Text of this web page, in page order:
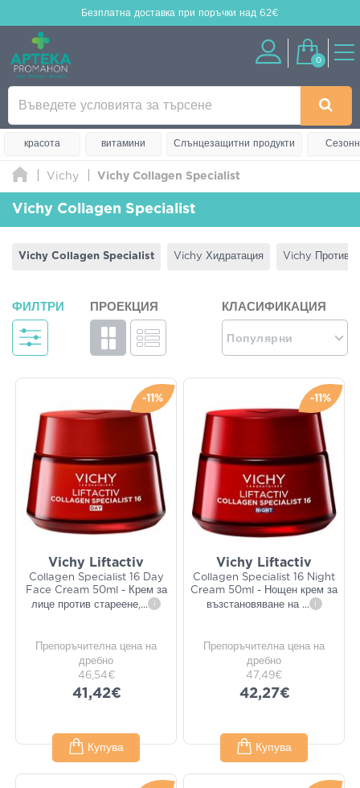
Безплатна доставка при поръчки над 62€
0
красота витамини Слънцезащитни продукти
Vichy Vichy Collagen Specialist
Vichy Collagen Specialist
Vichy Collagen Specialist Vichy Хидратация Vichy Против
ФИЛТРИ ПРОЕКЦИЯ КЛАСИФИКАЦИЯ
Популярни
-11%
Vichy Liftactiv
Collagen Specialist 16 Day
Face Cream 50ml - Крем за
лице против стареене,... i
Препоръчителна цена на
дребно
46,54€
41,42€
Купува
-11%
Vichy Liftactiv
Collagen Specialist 16 Night
Cream 50ml - Нощен крем за
възстановяване на ... i
Препоръчителна цена на
дребно
47,49€
42,27€
Купува